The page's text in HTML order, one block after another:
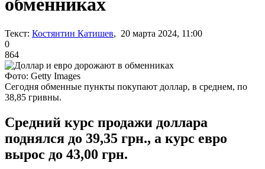
обменниках
Текст: Костянтин Катишев, 20 марта 2024, 11:00
0
864
Фото: Getty Images
Сегодня обменные пункты покупают доллар, в среднем, по
38,85 гривны.
Средний курс продажи доллара
поднялся до 39,35 грн., а курс евро
вырос до 43,00 грн.